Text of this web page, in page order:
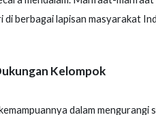
berbagai lapisan masyarakat
Kelompok
dalam mengurangi